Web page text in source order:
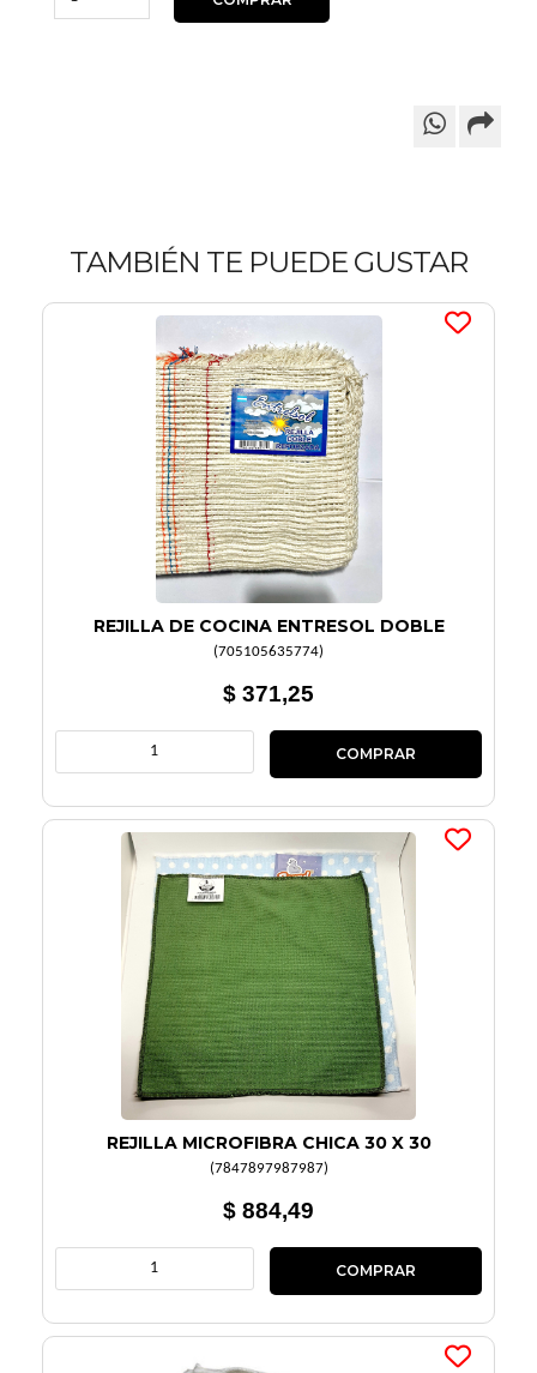
TAMBIÉN TE PUEDE GUSTAR
REJILLA DE COCINA ENTRESOL DOBLE
(705105635774)
$ 371,25
REJILLA MICROFIBRA CHICA 30 X 30
(7847897987987)
$ 884,49